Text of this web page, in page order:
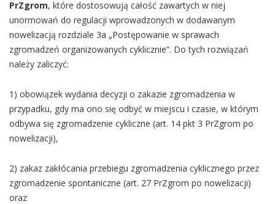
PrZgrom, które dostosowują całość zawartych w niej
unormowań do regulacji wprowadzonych w dodawanym
nowelizacją rozdziale 3a „Postępowanie w sprawach
zgromadzeń organizowanych cyklicznie”. Do tych rozwiązań
należy zaliczyć:
1) obowiązek wydania decyzji o zakazie zgromadzenia w
przypadku, gdy ma ono się odbyć w miejscu i czasie, w którym
odbywa się zgromadzenie cykliczne (art. 14 pkt 3 PrZgrom po
nowelizacji),
2) zakaz zakłócania przebiegu zgromadzenia cyklicznego przez
zgromadzenie spontaniczne (art. 27 PrZgrom po nowelizacji)
oraz